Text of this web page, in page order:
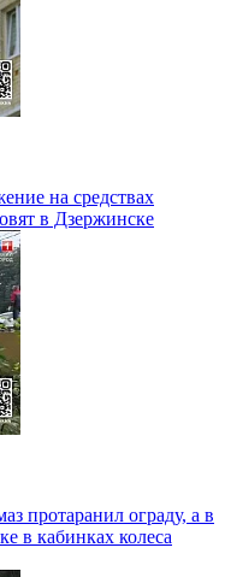
на средствах
в Дзержинске
протаранил ограду, а в
в кабинках колеса